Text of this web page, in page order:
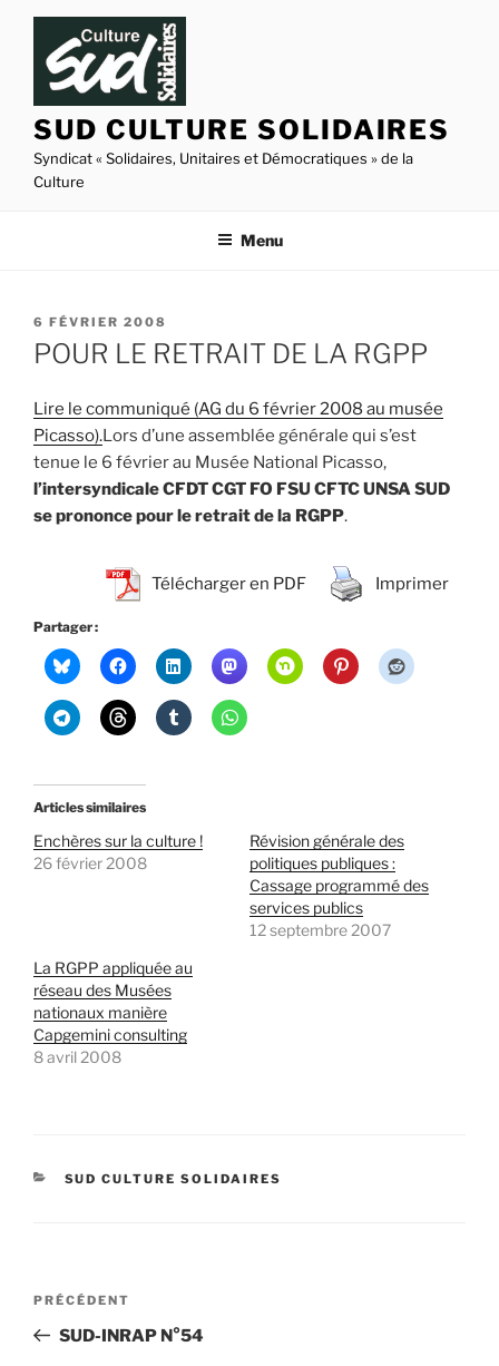
Aller
contenu
principal
SUD CULTURE SOLIDAIRES
Syndicat « Solidaires, Unitaires et Démocratiques » de la
Culture
Menu
PUBLIÉ
LE
6 FÉVRIER 2008
POUR LE RETRAIT DE LA RGPP
Lire le communiqué (AG du 6 février 2008 au musée
Picasso).Lors d’une assemblée générale qui s’est
tenue le 6 février au Musée National Picasso,
l’intersyndicale CFDT CGT FO FSU CFTC UNSA SUD
se prononce pour le retrait de la RGPP.
Télécharger en PDF Imprimer
Partager :
Articles similaires
Enchères sur la culture !
26 février 2008
Révision générale des
politiques publiques :
Cassage programmé des
services publics
12 septembre 2007
La RGPP appliquée au
réseau des Musées
nationaux manière
Capgemini consulting
8 avril 2008
CATÉGORIES
SUD CULTURE SOLIDAIRES
Navigation
l’article
Article
précédent
PRÉCÉDENT
SUD-INRAP N°54